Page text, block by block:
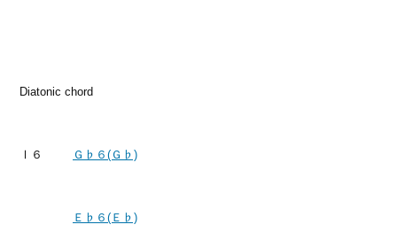
Diatonic chord
Ⅰ６ Ｇ♭６(Ｇ♭)
Ｅ♭６(Ｅ♭)